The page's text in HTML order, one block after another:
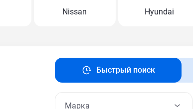
Nissan Hyundai
Быстрый поиск